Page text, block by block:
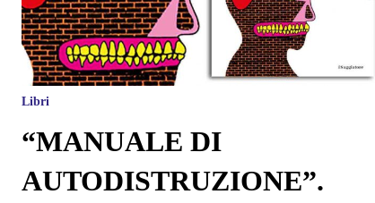
Libri
“MANUALE DI
AUTODISTRUZIONE”.